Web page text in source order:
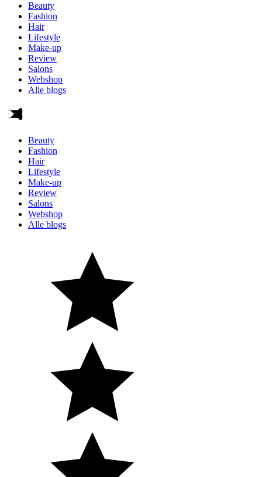
Beauty
Fashion
Hair
Lifestyle
Make-up
Review
Salons
Webshop
Alle blogs
Beauty
Fashion
Hair
Lifestyle
Make-up
Review
Salons
Webshop
Alle blogs